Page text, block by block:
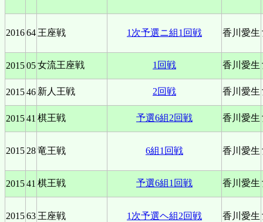
201664王座戦 1次予選ニ組1回戦 香川愛生
201505女流王座戦 1回戦 香川愛生
201546 新人王戦 2回戦 香川愛生
201541 棋王戦 予選6組2回戦 香川愛生
201528竜王戦 6組1回戦 香川愛生
201541 棋王戦 予選6組1回戦 香川愛生
201563王座戦 1次予選ヘ組2回戦 香川愛生